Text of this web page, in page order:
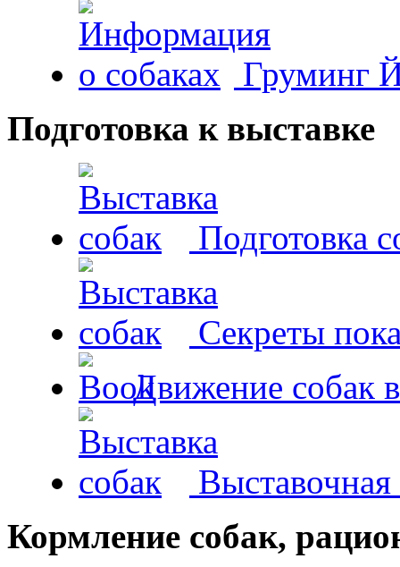
Груминг
Подготовка к выставке
Подготовка
Секреты
Движение собак
Выставочная
Кормление собак,